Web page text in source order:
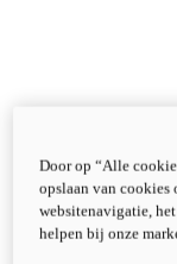
Door op “Alle
opslaan van cookies
websitenavigatie,
helpen bij onze